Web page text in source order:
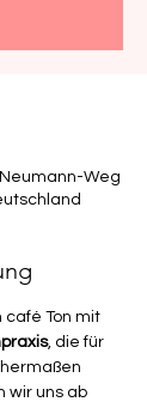
Weg
café Ton mit
, die für
wir uns ab